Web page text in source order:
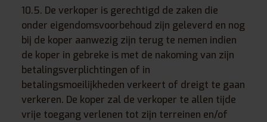
10.5. De verkoper is gerechtigd de zaken die
onder eigendomsvoorbehoud zijn geleverd en nog
bij de koper aanwezig zijn terug te nemen indien
de koper in gebreke is met de nakoming van zijn
betalingsverplichtingen of in
betalingsmoeilijkheden verkeert of dreigt te gaan
verkeren. De koper zal de verkoper te allen tijde
vrije toegang verlenen tot zijn terreinen en/of